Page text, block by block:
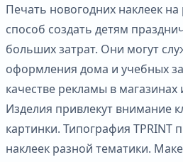
Печать новогодних наклеек на
способ создать детям
больших затрат. Они могут
оформления дома и учебных
качестве рекламы в магазинах
Изделия привлекут внимание
картинки. Типография TPRINT
наклеек разной тематики.